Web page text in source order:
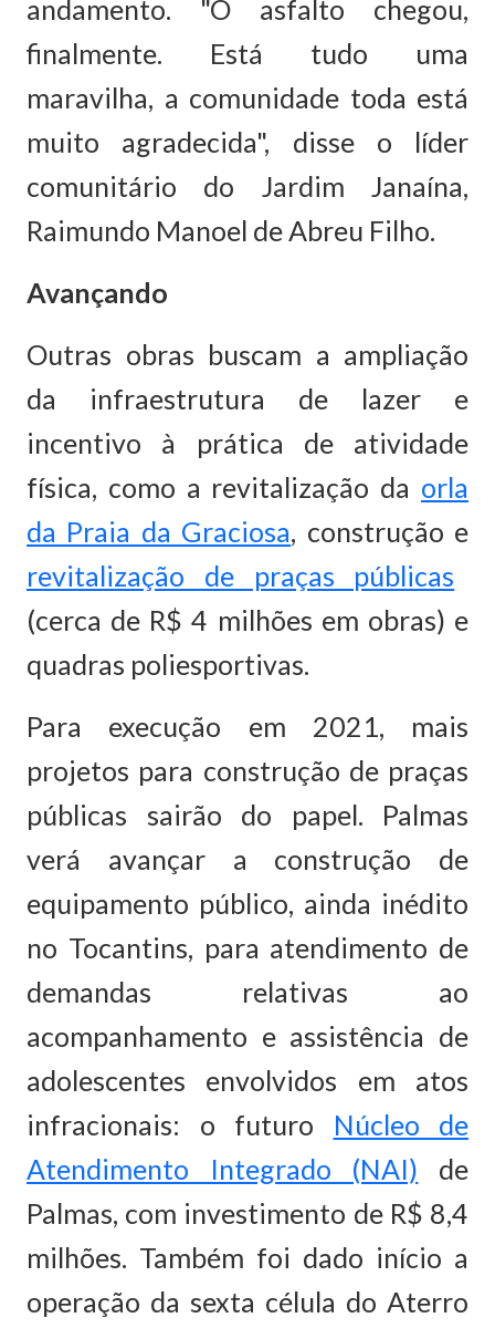
andamento. "O asfalto chegou,
finalmente. Está tudo uma
maravilha, a comunidade toda está
muito agradecida", disse o líder
comunitário do Jardim Janaína,
Raimundo Manoel de Abreu Filho.
Avançando
Outras obras buscam a ampliação
da infraestrutura de lazer e
incentivo à prática de atividade
física, como a revitalização da orla
da Praia da Graciosa, construção e
revitalização de praças públicas
(cerca de R$ 4 milhões em obras) e
quadras poliesportivas.
Para execução em 2021, mais
projetos para construção de praças
públicas sairão do papel. Palmas
verá avançar a construção de
equipamento público, ainda inédito
no Tocantins, para atendimento de
demandas relativas ao
acompanhamento e assistência de
adolescentes envolvidos em atos
infracionais: o futuro Núcleo de
Atendimento Integrado (NAI) de
Palmas, com investimento de R$ 8,4
milhões. Também foi dado início a
operação da sexta célula do Aterro